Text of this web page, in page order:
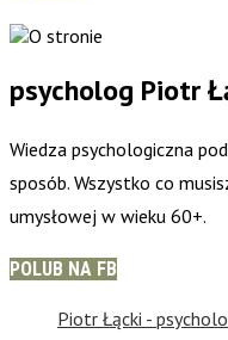
psycholog Piotr
Wiedza psychologiczna
sposób. Wszystko co
umysłowej w wieku 60+.
POLUB NA FB
Piotr Łącki -